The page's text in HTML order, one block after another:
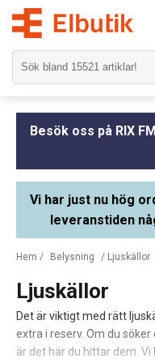
Besök oss på RIX
Vi har just nu hög
leveranstiden
Hem / Belysning / Ljuskällor
Ljuskällor
Det är viktigt med rätt
extra i reserv. Om du
är det här du hittar dem.